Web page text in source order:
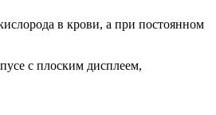
в крови, а при постоянном
с плоским дисплеем,